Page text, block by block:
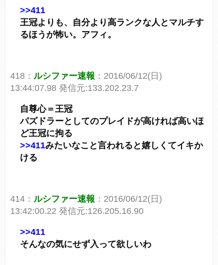
>>411
王冠よりも、自分より高ランクな人とマルチす
るほうが怖い。アフィ。
418： ルシファー速報 ：2016/06/12(日)
13:44:07.98 発信元:133.202.23.7
自尊心＝王冠
パズドラーとしてのプレイドが高ければ高いほ
ど王冠に拘る
>>411みたいなこと言われると嬉しくてイキか
ける
414： ルシファー速報 ：2016/06/12(日)
13:42:00.22 発信元:126.205.16.90
>>411
そんなの気にせず入って欲しいわ